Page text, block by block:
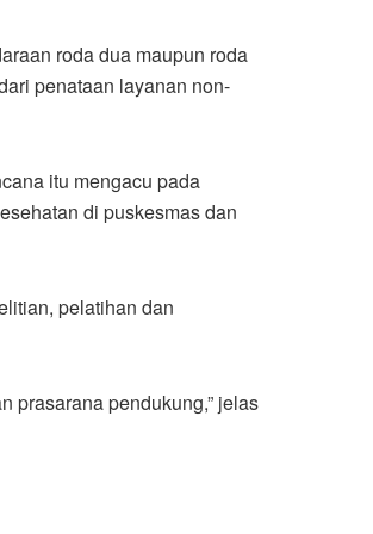
roda dua maupun roda
penataan layanan non-
itu mengacu pada
di puskesmas dan
pelatihan dan
prasarana pendukung,” jelas